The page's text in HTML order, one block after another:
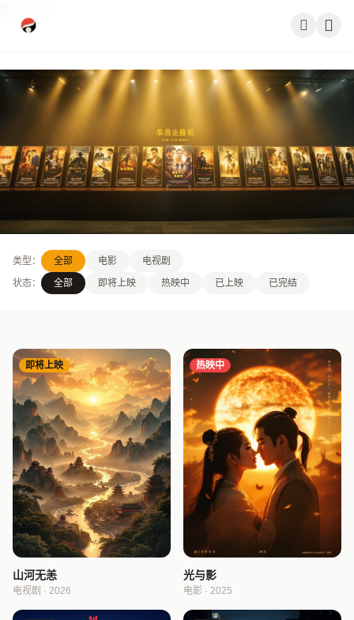
公司简介
作品展示
签约演员
签约导演
影迷互动
作品展示
类型： 全部 电影
电视剧
状态：
全部 即将上映 热映中 已上映 已完结
即将上映
山河无恙
电视剧 · 2026
热映中
光与影
电影 · 2025